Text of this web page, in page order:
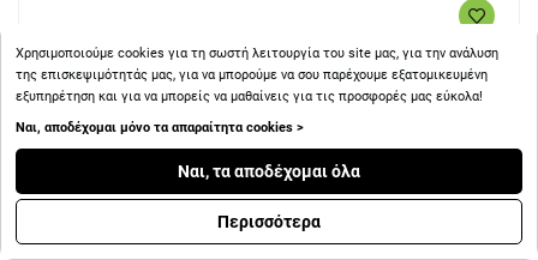
Froika Hyaluronic C Booster Ενίσχυσης Λάμψης &
Φωτεινότητας της Επιδερμίδας 16ml
Χρησιμοποιούμε cookies για τη σωστή λειτουργία του site μας, για την ανάλυση
της επισκεψιμότητάς μας, για να μπορούμε να σου παρέχουμε εξατομικευμένη
εξυπηρέτηση και για να μπορείς να μαθαίνεις για τις προσφορές μας εύκολα!
Ναι, αποδέχομαι μόνο τα απαραίτητα cookies >
Ναι, τα αποδέχομαι όλα
Περισσότερα